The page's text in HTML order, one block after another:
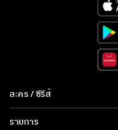
ละคร / ซีรีส์
ละคร/ซีรีส์
รายการ